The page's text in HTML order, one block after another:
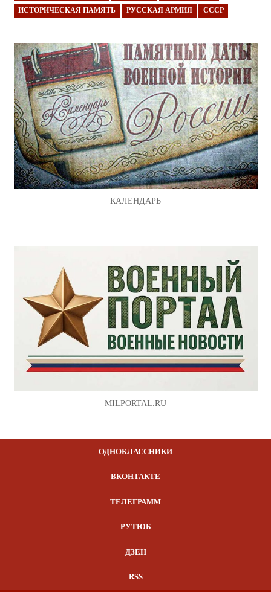
ИСТОРИЧЕСКАЯ ПАМЯТЬ РУССКАЯ АРМИЯ СССР
КАЛЕНДАРЬ
MILPORTAL.RU
ОДНОКЛАССНИКИ
ВКОНТАКТЕ
ТЕЛЕГРАММ
РУТЮБ
ДЗЕН
RSS